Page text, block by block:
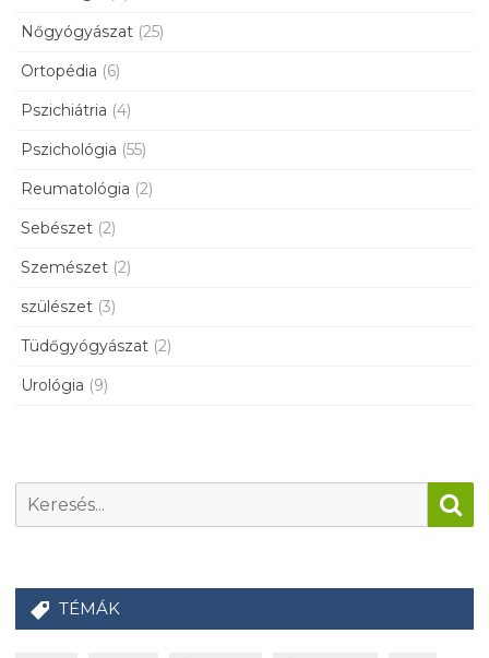
Nőgyógyászat (25)
Ortopédia (6)
Pszichiátria (4)
Pszichológia (55)
Reumatológia (2)
Sebészet (2)
Szemészet (2)
szülészet (3)
Tüdőgyógyászat (2)
Urológia (9)
TÉMÁK